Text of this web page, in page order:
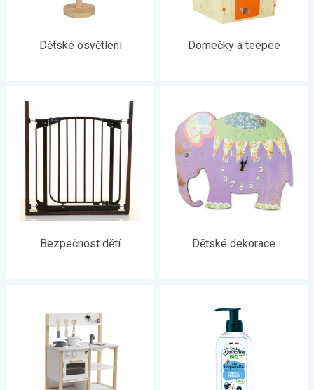
Dětské osvětlení Domečky a teepee
Bezpečnost dětí Dětské dekorace